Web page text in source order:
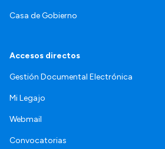
Casa de Gobierno
Accesos directos
Gestión Documental Electrónica
Mi Legajo
Webmail
Convocatorias